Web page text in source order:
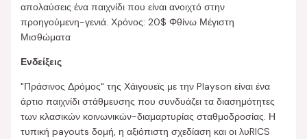
απολαύσεις ένα παιχνίδι που είναι ανοιχτό στην
προηγούμενη-γενιά. Χρόνος: 20$ Φθίνω Μέγιστη
Μισθώματα
Ενδείξεις
"Πράσινος Δρόμος" της Χάιγουεϊς με την Playson είναι ένα
άρτιο παιχνίδι στάθμευσης που συνδυάζει τα διασημότητες
των κλασικών κοινωνικών-διαμαρτυρίας σταθμοδροσίας. Η
τυπική payouts δομή, η αξιόπιστη σχεδίαση και οι λυRICS